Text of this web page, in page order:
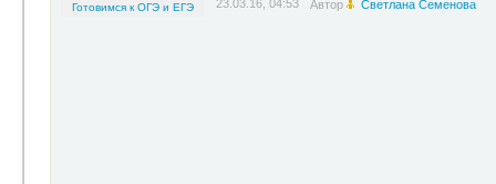
Готовимся к ОГЭ и ЕГЭ 23.03.16, 04:53 Автор Светлана Семенова